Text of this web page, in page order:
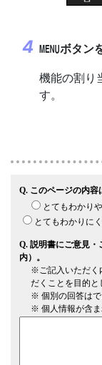
G ボタン
機能の割り
す。